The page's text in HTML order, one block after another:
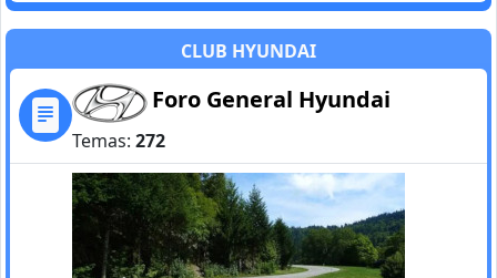
CLUB HYUNDAI
Foro General Hyundai
Temas: 272